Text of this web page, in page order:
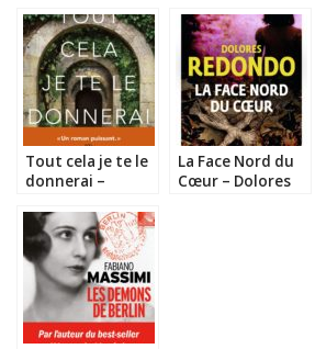
Tout cela je te le
donnerai –
La Face Nord du
Cœur – Dolores